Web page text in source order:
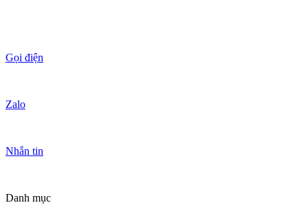
Gọi điện
Zalo
Nhắn tin
Danh mục